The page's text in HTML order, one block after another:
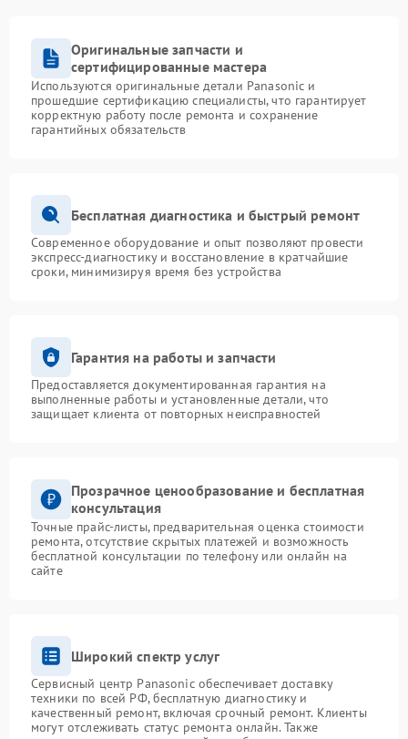
Оригинальные запчасти и
сертифицированные мастера
Используются оригинальные детали Panasonic и
прошедшие сертификацию специалисты, что гарантирует
корректную работу после ремонта и сохранение
гарантийных обязательств
Бесплатная диагностика и быстрый ремонт
Современное оборудование и опыт позволяют провести
экспресс-диагностику и восстановление в кратчайшие
сроки, минимизируя время без устройства
Гарантия на работы и запчасти
Предоставляется документированная гарантия на
выполненные работы и установленные детали, что
защищает клиента от повторных неисправностей
Прозрачное ценообразование и бесплатная
консультация
Точные прайс-листы, предварительная оценка стоимости
ремонта, отсутствие скрытых платежей и возможность
бесплатной консультации по телефону или онлайн на
сайте
Широкий спектр услуг
Сервисный центр Panasonic обеспечивает доставку
техники по всей РФ, бесплатную диагностику и
качественный ремонт, включая срочный ремонт. Клиенты
могут отслеживать статус ремонта онлайн. Также